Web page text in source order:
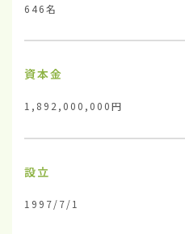
646名
資本金
1,892,000,000円
設立
1997/7/1